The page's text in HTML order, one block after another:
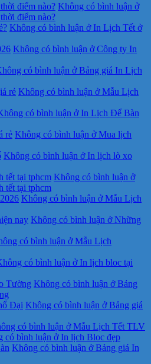
điểm nào? Không có bình luận ở
điểm nào?
Không có bình luận ở In Lịch Tết ở
Không có bình luận ở Công ty In
có bình luận ở Bảng giá In Lịch
rẻ Không có bình luận ở Mẫu Lịch
có bình luận ở In Lịch Để Bàn
rẻ Không có bình luận ở Mua lịch
Không có bình luận ở In lịch lò xo
tết tại tphcm Không có bình luận ở
tết tại tphcm
Không có bình luận ở Mẫu Lịch
nay Không có bình luận ở Những
có bình luận ở Mẫu Lịch
có bình luận ở In lịch bloc tại
Tường Không có bình luận ở Bảng
Đại Không có bình luận ở Bảng giá
có bình luận ở Mẫu Lịch Tết TLV
có bình luận ở In lịch Bloc đẹp
Không có bình luận ở Bảng giá In